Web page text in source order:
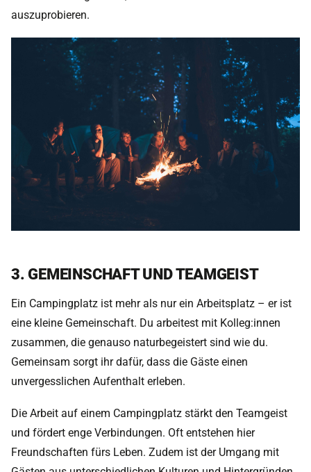
auszuprobieren.
3. GEMEINSCHAFT UND TEAMGEIST
Ein Campingplatz ist mehr als nur ein Arbeitsplatz – er ist
eine kleine Gemeinschaft. Du arbeitest mit Kolleg:innen
zusammen, die genauso naturbegeistert sind wie du.
Gemeinsam sorgt ihr dafür, dass die Gäste einen
unvergesslichen Aufenthalt erleben.
Die Arbeit auf einem Campingplatz stärkt den Teamgeist
und fördert enge Verbindungen. Oft entstehen hier
Freundschaften fürs Leben. Zudem ist der Umgang mit